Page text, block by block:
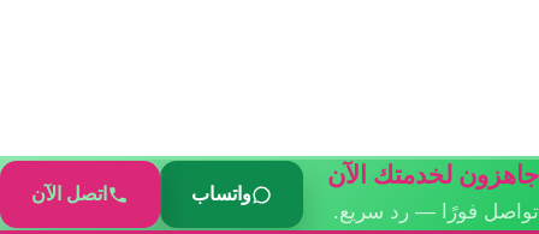
جاهزون لخدمتك الآن
تواصل فورًا — رد سريع.
واتساب اتصل الآن